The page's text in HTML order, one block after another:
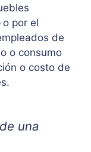
o por el
de
o consumo
o costo de
una